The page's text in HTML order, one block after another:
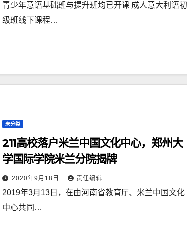
青少年意语基础班与提升班均已开课 成人意大利语初
级班线下课程…
未分类
211高校落户米兰中国文化中心，郑州大
学国际学院米兰分院揭牌
2020年9月18日 责任编辑
2019年3月13日，在由河南省教育厅、米兰中国文化
中心共同…